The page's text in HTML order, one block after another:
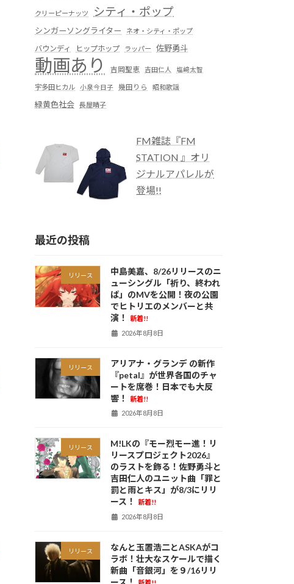
クリーピーナッツ シティ・ポップ
シンガーソングライター ネオ・シティ・ポップ
バウンディ ヒップホップ ラッパー 佐野勇斗
動画あり 吉岡聖恵 吉田仁人 塩﨑太智
宇多田ヒカル 小泉今日子 幾田りら 昭和歌謡
緑黄色社会 長屋晴子
FM雑誌『FM
STATION 』オリ
ジナルアパレルが
登場!!
最近の投稿
リリース
中島美嘉、8/26リリースのニ
ューシングル「祈り、終われ
ば」のMVを公開！夜の公園
でヒトリエのメンバーと共
演！
新着!!
2026年8月8日
リリース
アリアナ・グランデ の新作
『petal』が世界各国のチャ
ートを席巻！日本でも大反
響！
新着!!
2026年8月8日
リリース
M!LKの『モー烈モー進！リ
リースプロジェクト2026』
のラストを飾る！佐野勇斗と
吉田仁人のユニット曲「罪と
罰と雨とキス」が8/3にリリ
ース！
新着!!
2026年8月8日
リリース
なんと玉置浩二とASKAがコ
ラボ！壮大なスケールで描く
新曲「音銀河」を９/16リリ
ース！
新着!!